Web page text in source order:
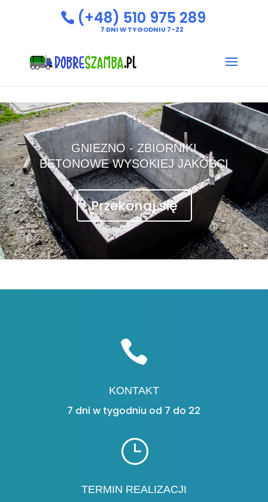
(+48) 510 975 289
7 DNI W TYGODNIU 7-22
GNIEZNO - ZBIORNIKI
BETONOWE WYSOKIEJ JAKOŚCI
Przekonaj się

KONTAKT
7 dni w tygodniu od 7 do 22
}
TERMIN REALIZACJI